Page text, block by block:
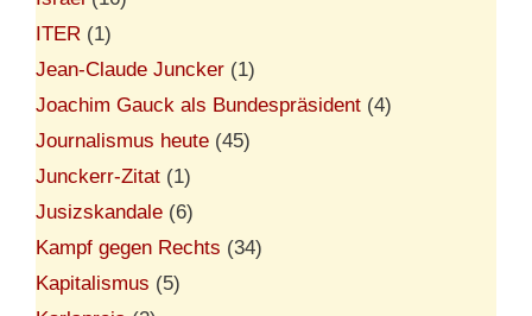
ITER (1)
Jean-Claude Juncker (1)
Joachim Gauck als Bundespräsident (4)
Journalismus heute (45)
Junckerr-Zitat (1)
Jusizskandale (6)
Kampf gegen Rechts (34)
Kapitalismus (5)